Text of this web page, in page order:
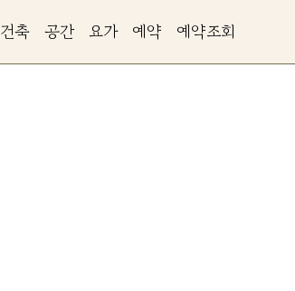
건축 공간 요가 예약 예약조회